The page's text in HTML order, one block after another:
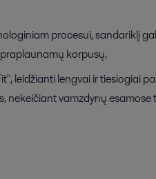
procesui, sandariklį
korpusų.
leidžianti lengvai ir tiesiogiai
nekeičiant vamzdynų